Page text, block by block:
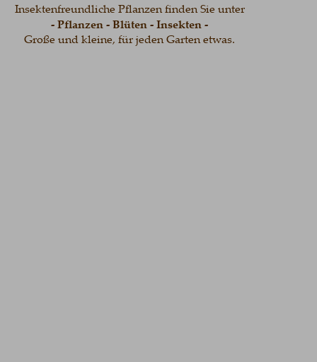
Insektenfreundliche Pflanzen finden Sie unter
- Pflanzen - Blüten - Insekten -
Große und kleine, für jeden Garten etwas.